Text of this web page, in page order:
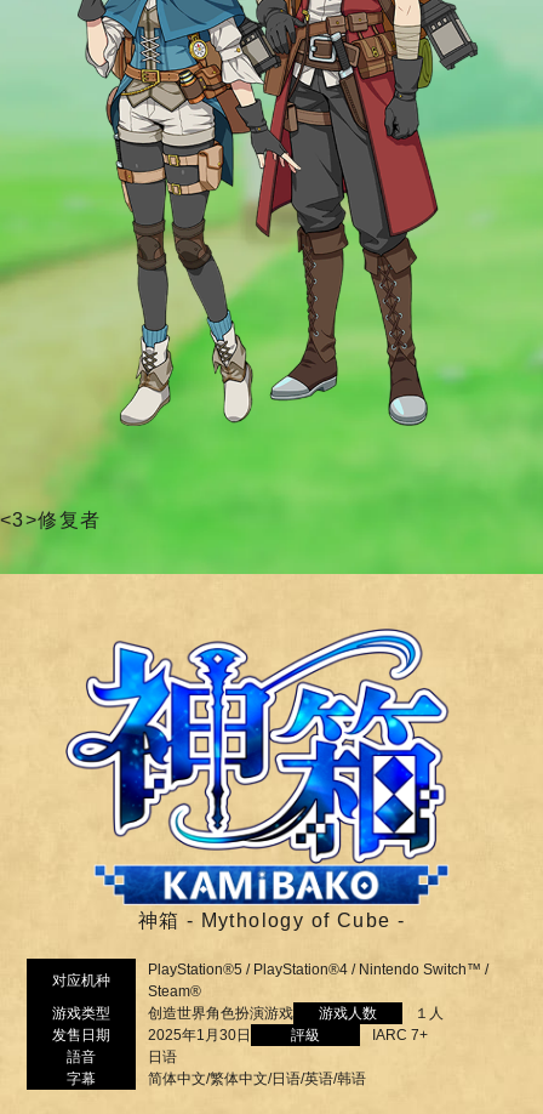
<3>修复者
神箱 - Mythology of Cube -
对应机种
PlayStation®5 / PlayStation®4 / Nintendo Switch™ /
Steam®
游戏类型
创造世界角色扮演游戏 游戏人数
１人
发售日期
2025年1月30日 評級
IARC 7+
語音
日语
字幕
简体中文/繁体中文/日语/英语/韩语